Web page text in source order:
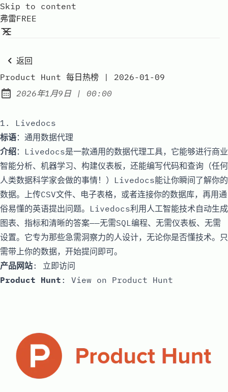
Skip to content
弗雷FREE
返回
Product Hunt 每日热榜 | 2026-01-09
Published:
2026年1月9日| at
00:00
1. Livedocs
标语：通用数据代理
介绍：Livedocs是一款通用的数据代理工具，它能够进行商业
智能分析、机器学习、构建仪表板，还能编写代码和查询（任何
人类数据科学家会做的事情！）Livedocs能让你瞬间了解你的
数据。上传CSV文件、电子表格，或者连接你的数据库，再用通
俗易懂的英语提出问题。Livedocs利用人工智能技术自动生成
图表、指标和清晰的答案——无需SQL编程、无需仪表板、无需
设置。它专为那些急需洞察力的人设计，无论你是否懂技术。只
需带上你的数据，开始提问即可。
产品网站: 立即访问
Product Hunt : View on Product Hunt